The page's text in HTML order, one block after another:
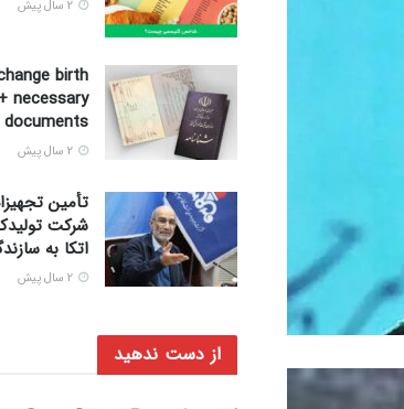
birth
necessary
documents
تأمین
شرکت
اتکا به
از دست ندهید